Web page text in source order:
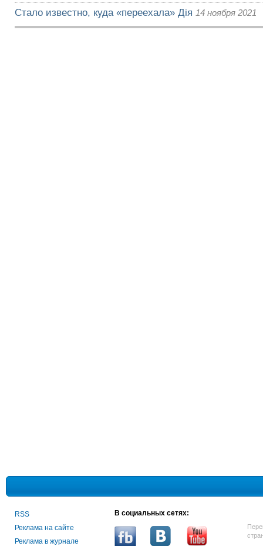
Стало известно, куда «переехала» Дія 14 ноября 2021
RSS
Реклама на сайте
Реклама в журнале
В социальных сетях: